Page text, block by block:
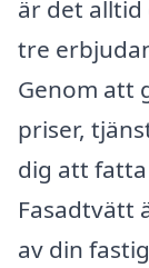
är det
tre
Genom att
priser,
dig att
Fasadtvätt
av din